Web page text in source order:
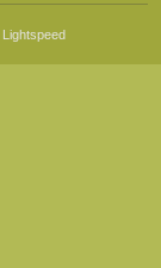
Lightspeed